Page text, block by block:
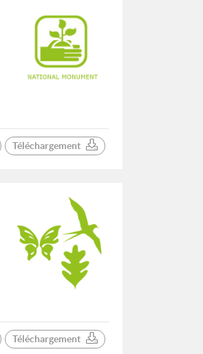
Téléchargement
Téléchargement